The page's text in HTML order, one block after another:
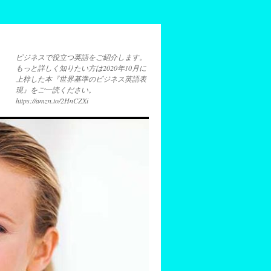
ビジネスで役立つ英語をご紹介します。
もっと詳しく知りたい方は2020年10月に
上梓した本『世界基準のビジネス英語表
現』をご一読ください。
https://amzn.to/2HnCZXi